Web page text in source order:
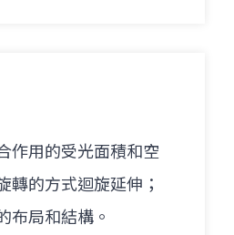
作用的受光面積和空
轉的方式迴旋延伸；
布局和結構。